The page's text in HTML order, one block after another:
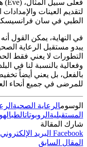
لتقديم العينات
الطبي في سان
في النهاية، يمكن القول
يبدو مستقبل الرعاية
التطورات لا يعني فقط
وفعالية بالنسبة لنا في
بالفعل، بل يعني أيضاً
للمرضى في جميع أنحاء
الوسومالرعاية الصحية
المستقبلية الروبوتاتالطب
شارك المقالة
Facebook البريد الإلكتروني
المقال السابق